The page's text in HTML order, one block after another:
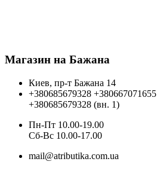
Магазин на Бажана
Киев, пр-т Бажана 14
+380685679328 +380667071655
+380685679328 (вн. 1)
Пн-Пт 10.00-19.00
Cб-Вс 10.00-17.00
mail@atributika.com.ua